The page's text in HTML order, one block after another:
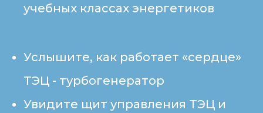
учебных классах энергетиков
Услышите, как работает «сердце»
ТЭЦ - турбогенератор
Увидите щит управления ТЭЦ и